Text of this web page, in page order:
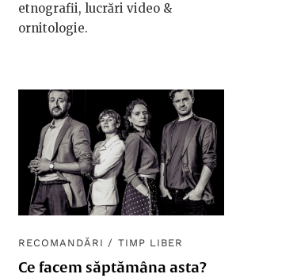
etnografii, lucrări video &
ornitologie.
RECOMANDĂRI / TIMP LIBER
Ce facem săptămâna asta?